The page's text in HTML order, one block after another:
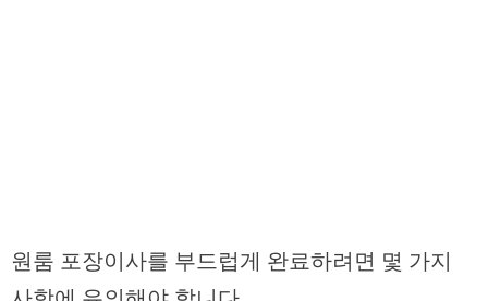
원룸 포장이사를 부드럽게 완료하려면 몇 가지